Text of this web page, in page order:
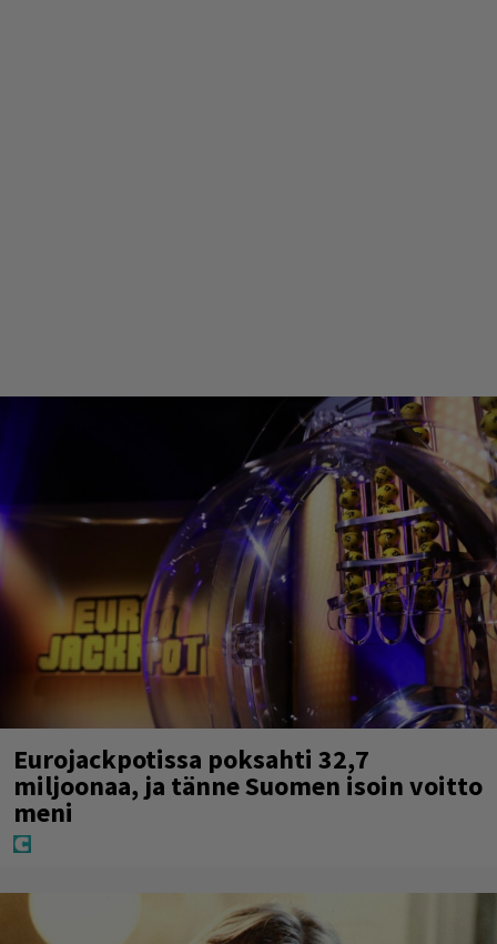
Eurojackpotissa poksahti 32,7
miljoonaa, ja tänne Suomen isoin voitto
meni